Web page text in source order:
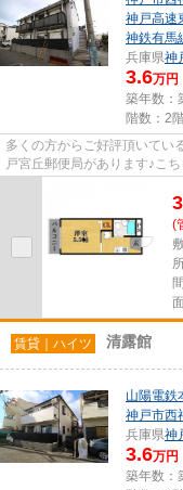
神戸高速
神鉄有馬
兵庫県神
3.6万円
築年数：
階数：2
多くの方からご好評頂いてい
戸宮丘郵便局があります♪こ
(
賃貸｜ハイツ 清露館
山陽電鉄
神戸市西
兵庫県神
3.6万円
築年数：